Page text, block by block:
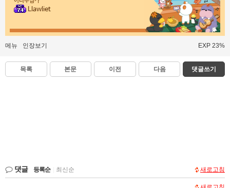
Llawliet
메뉴 인장보기 EXP 23%
목록 본문 이전 다음 댓글쓰기
댓글 등록순 최신순 새로고침